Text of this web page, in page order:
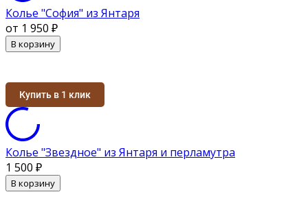
Колье "София" из Янтаря
от 1 950 ₽
В корзину
Купить в 1 клик
Колье "Звездное" из Янтаря и перламутра
1 500 ₽
В корзину